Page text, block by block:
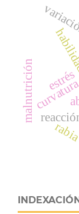
estrés
malnutrición
rabia